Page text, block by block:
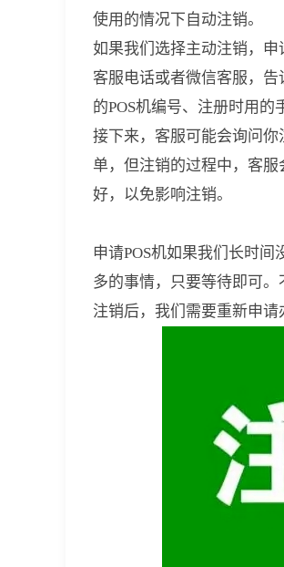
使用的情况下自动注销。
如果我们选择主动注销，申
客服电话或者微信客服，
的POS机编号、注册时用的
接下来，客服可能会询问
单，但注销的过程中，客
好，以免影响注销。
申请POS机如果我们长时
多的事情，只要等待即可
注销后，我们需要重新申请